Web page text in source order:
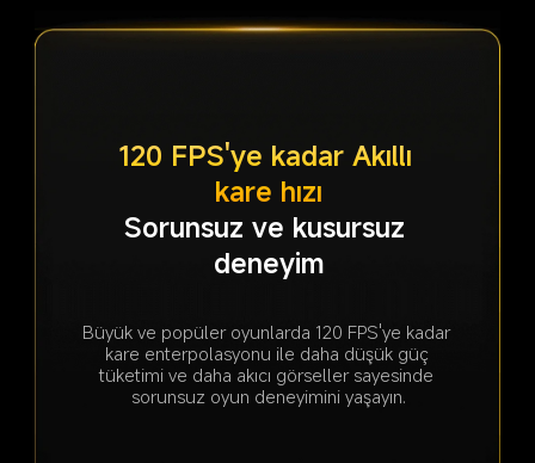
120 FPS'ye kadar Akıllı
kare hızı
Sorunsuz ve kusursuz
deneyim
Büyük ve popüler oyunlarda 120 FPS'ye kadar
kare enterpolasyonu ile daha düşük güç
tüketimi ve daha akıcı görseller sayesinde
sorunsuz oyun deneyimini yaşayın.
Anında oyun denetimi
Daha hızlı tepkiyle gelişmiş
dokunma kontrolleri